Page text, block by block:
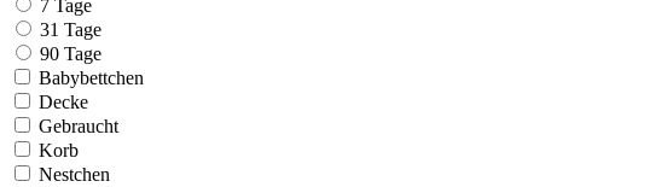
7 Tage
31 Tage
90 Tage
Babybettchen
Decke
Gebraucht
Korb
Nestchen